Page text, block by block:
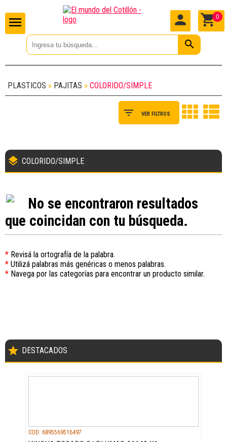
menu
search
person shopping_cart0
PLASTICOS PAJITAS COLORIDO/SIMPLE
filter_list VER FILTROS
layers COLORIDO/SIMPLE
No se encontraron resultados
que coincidan con tu búsqueda.
* Revisá la ortografía de la palabra.
* Utilizá palabras más genéricas o menos palabras.
* Navega por las categorías para encontrar un producto similar.
star DESTACADOS
COD: 6895569516497